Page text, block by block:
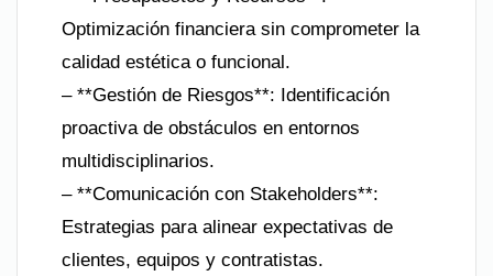
Optimización financiera sin comprometer la
calidad estética o funcional.
– **Gestión de Riesgos**: Identificación
proactiva de obstáculos en entornos
multidisciplinarios.
– **Comunicación con Stakeholders**:
Estrategias para alinear expectativas de
clientes, equipos y contratistas.